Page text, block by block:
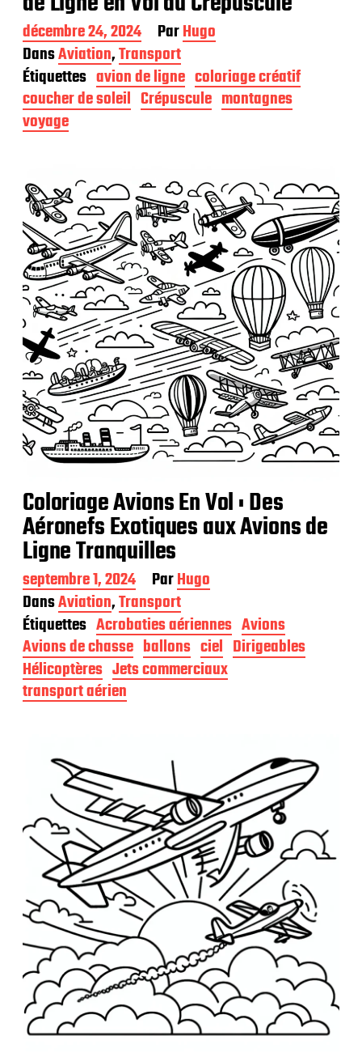
D
a
t
e
d
e
p
i
c
a
t
o
n
décembre 24, 2024 ParHugo
DansAviation,Transport
Étiquettes avion de ligne coloriage créatif
coucher de soleil Crépuscule montagnes
voyage
Coloriage Avions En Vol : Des
Aéronefs Exotiques aux Avions de
Ligne Tranquilles
D
a
t
e
d
e
p
u
b
o
n
septembre 1, 2024 ParHugo
DansAviation,Transport
Étiquettes Acrobaties aériennes Avions
Avions de chasse ballons ciel Dirigeables
Hélicoptères Jets commerciaux
transport aérien